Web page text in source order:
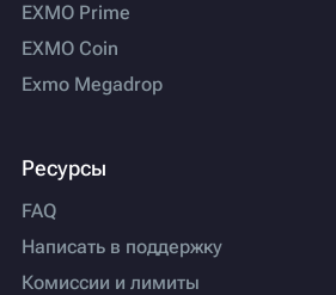
EXMO Prime
EXMO Coin
Exmo Megadrop
Ресурсы
FAQ
Написать в поддержку
Комиссии и лимиты